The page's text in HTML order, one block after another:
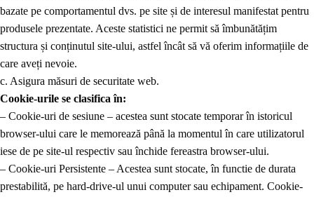
bazate pe comportamentul dvs. pe site și de interesul manifestat pentru
produsele prezentate. Aceste statistici ne permit să îmbunătățim
structura și conținutul site-ului, astfel încât să vă oferim informațiile de
care aveți nevoie.
c. Asigura măsuri de securitate web.
Cookie-urile se clasifica în:
– Cookie-uri de sesiune – acestea sunt stocate temporar în istoricul
browser-ului care le memorează până la momentul în care utilizatorul
iese de pe site-ul respectiv sau închide fereastra browser-ului.
– Cookie-uri Persistente – Acestea sunt stocate, în functie de durata
prestabilită, pe hard-drive-ul unui computer sau echipament. Cookie-